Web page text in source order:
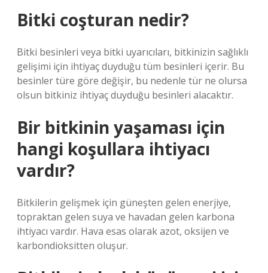
Bitki coşturan nedir?
Bitki besinleri veya bitki uyarıcıları, bitkinizin sağlıklı
gelişimi için ihtiyaç duyduğu tüm besinleri içerir. Bu
besinler türe göre değişir, bu nedenle tür ne olursa
olsun bitkiniz ihtiyaç duyduğu besinleri alacaktır.
Bir bitkinin yaşaması için
hangi koşullara ihtiyacı
vardır?
Bitkilerin gelişmek için güneşten gelen enerjiye,
topraktan gelen suya ve havadan gelen karbona
ihtiyacı vardır. Hava esas olarak azot, oksijen ve
karbondioksitten oluşur.